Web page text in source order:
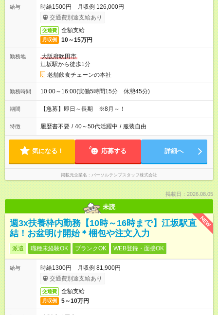
給与
時給1500円 月収例 126,000円
交通費別途支給あり
交通費 全額支給
月収例 10～15万円
勤務地
大阪府吹田市
江坂駅から徒歩1分
老舗飲食チェーンの本社
勤務時間 10:00～16:00(実働5時間15分 休憩45分)
期間 【急募】即日～長期 ※8月～！
特徴 履歴書不要 / 40～50代活躍中 / 服装自由
気になる！ 応募する 詳細へ
掲載元企業名 パーソルテンプスタッフ株式会社
掲載日：2026.08.05
未読
NEW
週3x扶養枠内勤務【10時～16時まで】江坂駅直
結！お盆明け開始＊梱包や注文入力
派遣 職種未経験OK ブランクOK WEB登録・面接OK
給与
時給1300円 月収例 81,900円
交通費別途支給あり
交通費 全額支給
月収例 5～10万円